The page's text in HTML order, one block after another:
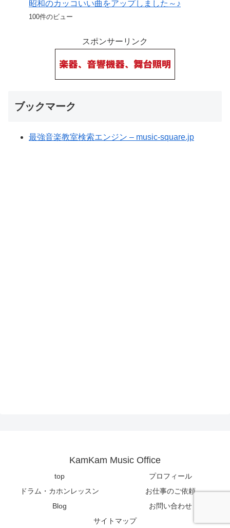
昭和のカッコいい曲をアップしました～♪
100件のビュー
スポンサーリンク
ブックマーク
最強音楽教室検索エンジン – music-square.jp
KamKam Music Office
top
プロフィール
ドラム・カホンレッスン
お仕事のご依頼
Blog
お問い合わせ
サイトマップ